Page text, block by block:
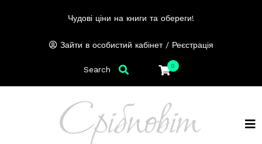
Чудові ціни на книги та обереги!
Зайти в особистий кабінет / Реєстрація
0
Search